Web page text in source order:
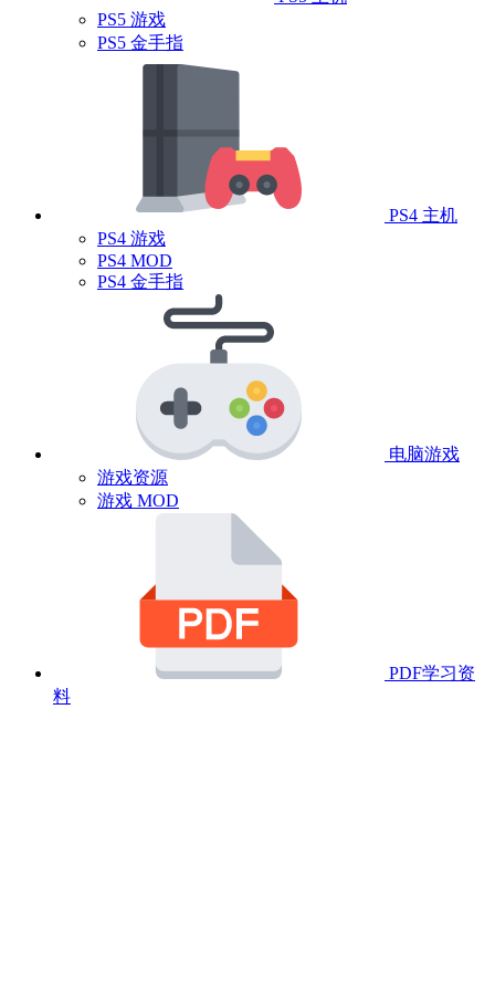
PS5 游戏
PS5 金手指
PS4 主机
PS4 游戏
PS4 MOD
PS4 金手指
电脑游戏
游戏资源
游戏 MOD
PDF学习资
料